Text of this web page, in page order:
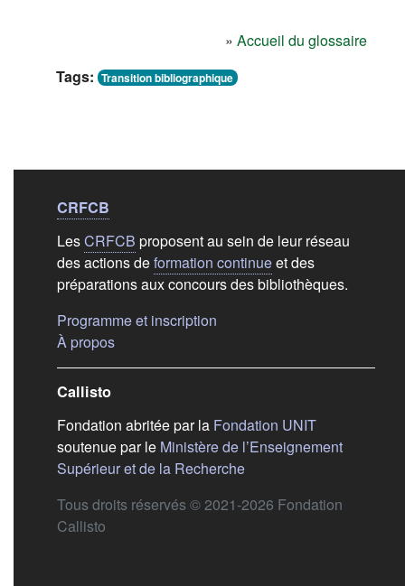
» Accueil du glossaire
Tags: Transition bibliographique
Liens de bas de
CRFCB
LesCRFCB proposent au sein de leur réseau
des actions deformation continueet des
préparations aux concours des bibliothèques.
Programme et inscription
À propos(s'ouvre dans un nouvel onglet)
Callisto
Fondation abritée par la Fondation UNIT(s'ouvre
soutenue par le Ministère de l’Enseignement
Supérieur et de la Recherche(s'ouvre dans un nouvel
Tous droits réservés © 2021-2026 Fondation
Callisto